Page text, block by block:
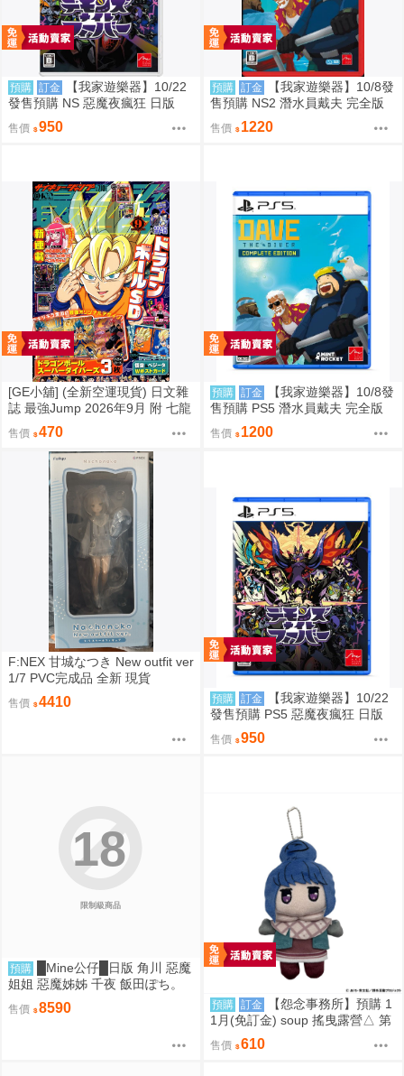
預購 訂金
【我家遊樂器】10/22
發售預購 NS 惡魔夜瘋狂 日版
售價 950
預購 訂金
【我家遊樂器】10/8發
售預購 NS2 潛水員戴夫 完全版
售價 1220
[GE小舖] (全新空運現貨) 日文雜
誌 最強Jump 2026年9月 附 七龍
珠 卡片 明信片 七龍珠SD 遊戲王
售價 470
預購 訂金
【我家遊樂器】10/8發
售預購 PS5 潛水員戴夫 完全版
日版
售價 1200
F:NEX 甘城なつき New outfit ver
1/7 PVC完成品 全新 現貨
售價 4410 預購 訂金
【我家遊樂器】10/22
發售預購 PS5 惡魔夜瘋狂 日版
售價 950
限制級商品
18
預購
█Mine公仔█日版 角川 惡魔
姐姐 惡魔姊姊 千夜 飯田ぽち。
1/6 PVC D9264
售價 8590 預購 訂金
【怨念事務所】預購 1
1月(免訂金) soup 搖曳露營△ 第
3季 Q版珠鍊布偶吊飾 娃娃 玩偶
志摩凜 0825
售價 610